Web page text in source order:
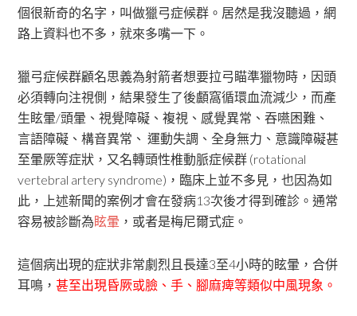
個很新奇的名字，叫做獵弓症候群。居然是我沒聽過，網
路上資料也不多，就來多嘴一下。
獵弓症候群顧名思義為射箭者想要拉弓瞄準獵物時，因頭
必須轉向注視側，結果發生了後顱窩循環血流減少，而產
生眩暈/頭暈、視覺障礙、複視、感覺異常、吞嚥困難、
言語障礙、構音異常、 運動失調、全身無力、意識障礙甚
至暈厥等症狀，又名轉頭性椎動脈症候群 (rotational
vertebral artery syndrome)，臨床上並不多見，也因為如
此，上述新聞的案例才會在發病13次後才得到確診。通常
容易被診斷為眩暈 ，或者是梅尼爾式症。
這個病出現的症狀非常劇烈且長達3至4小時的眩暈，合併
耳鳴，甚至出現昏厥或臉、手、腳麻痺等類似中風現象。